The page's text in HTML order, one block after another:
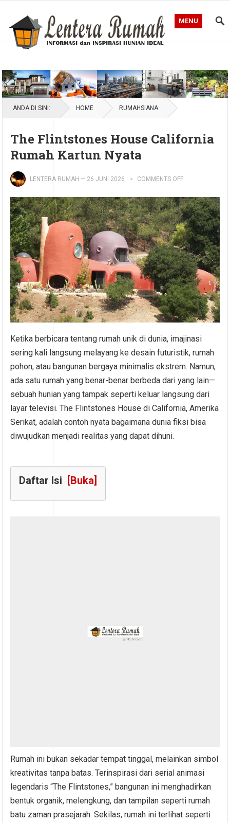
MENU
ANDA DI SINI: HOME RUMAHSIANA
The Flintstones House California
Rumah Kartun Nyata
LENTERA RUMAH — 26 JUNI 2026 COMMENTS OFF
Ketika berbicara tentang rumah unik di dunia, imajinasi
sering kali langsung melayang ke desain futuristik, rumah
pohon, atau bangunan bergaya minimalis ekstrem. Namun,
ada satu rumah yang benar-benar berbeda dari yang lain—
sebuah hunian yang tampak seperti keluar langsung dari
layar televisi. The Flintstones House di California, Amerika
Serikat, adalah contoh nyata bagaimana dunia fiksi bisa
diwujudkan menjadi realitas yang dapat dihuni.
Daftar Isi [Buka]
Rumah ini bukan sekadar tempat tinggal, melainkan simbol
kreativitas tanpa batas. Terinspirasi dari serial animasi
legendaris “The Flintstones,” bangunan ini menghadirkan
bentuk organik, melengkung, dan tampilan seperti rumah
batu zaman prasejarah. Sekilas, rumah ini terlihat seperti